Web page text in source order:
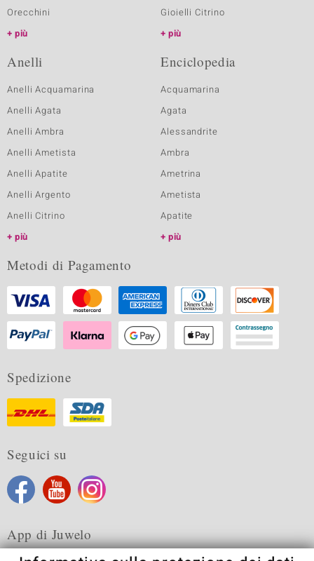
Orecchini
più
Gioielli Citrino
più
Anelli
Anelli Acquamarina
Anelli Agata
Anelli Ambra
Anelli Ametista
Anelli Apatite
Anelli Argento
Anelli Citrino
più
Enciclopedia
Acquamarina
Agata
Alessandrite
Ambra
Ametrina
Ametista
Apatite
più
Metodi di Pagamento
Spedizione
Seguici su
App di Juwelo